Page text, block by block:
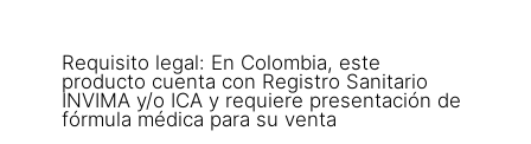
Requisito legal: En Colombia, este
producto cuenta con Registro Sanitario
INVIMA y/o ICA y requiere presentación de
fórmula médica para su venta